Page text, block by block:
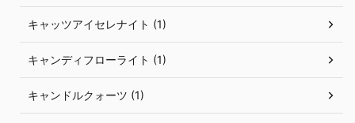
キャッツアイセレナイト (1)
キャンディフローライト (1)
キャンドルクォーツ (1)